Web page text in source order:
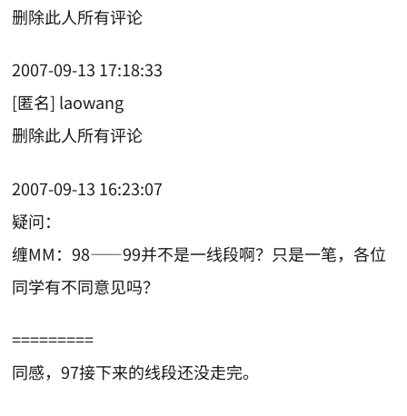
删除此人所有评论
2007-09-13 17:18:33
[匿名] laowang
删除此人所有评论
2007-09-13 16:23:07
疑问：
缠MM：98——99并不是一线段啊？只是一笔，各位
同学有不同意见吗？
=========
同感，97接下来的线段还没走完。